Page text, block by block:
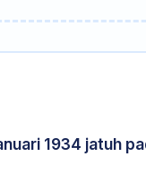
1934 jatuh